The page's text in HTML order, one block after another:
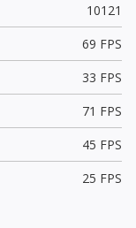
10121
69 FPS
33 FPS
71 FPS
45 FPS
25 FPS